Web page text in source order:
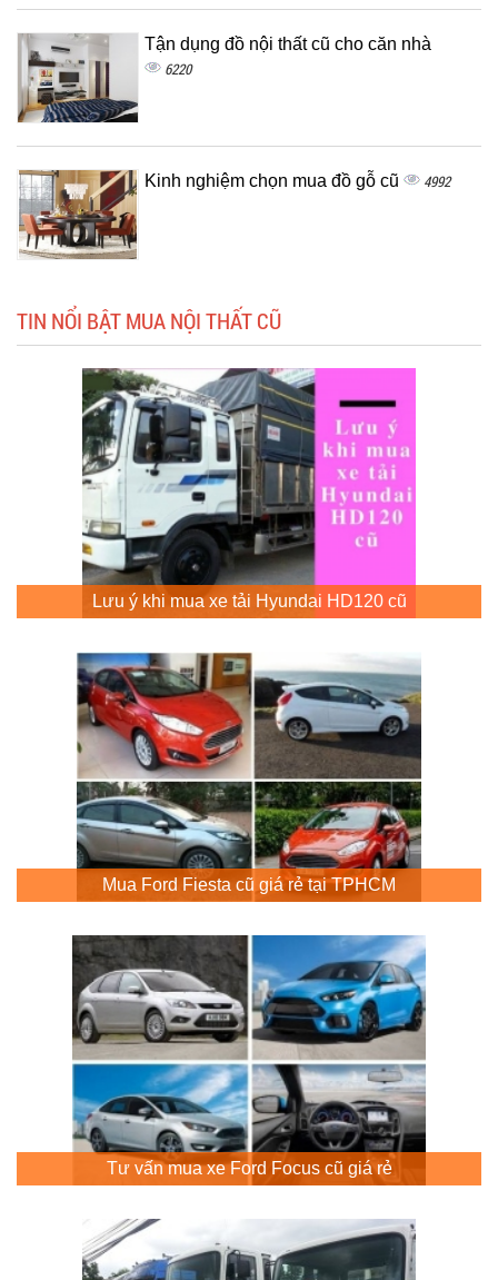
Tận dụng đồ nội thất cũ cho căn nhà
6220
Kinh nghiệm chọn mua đồ gỗ cũ 4992
TIN NỔI BẬT MUA NỘI THẤT CŨ
Lưu ý khi mua xe tải Hyundai HD120 cũ
Mua Ford Fiesta cũ giá rẻ tại TPHCM
Tư vấn mua xe Ford Focus cũ giá rẻ